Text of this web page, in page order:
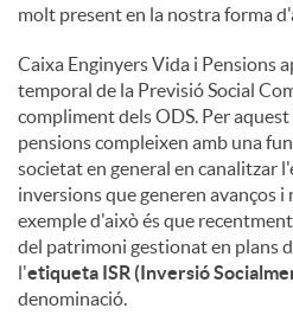
molt present en la nostra forma
Caixa Enginyers Vida i Pensions
temporal de la Previsió Social
compliment dels ODS. Per
pensions compleixen amb una
societat en general en canalitzar
inversions que generen avanços
exemple d'això és que
del patrimoni gestionat en plans
l'etiqueta ISR (Inversió
denominació.